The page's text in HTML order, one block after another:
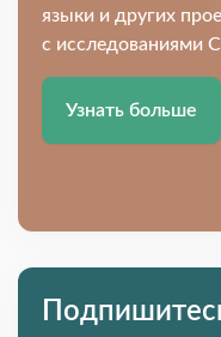
языки и других
с исследованиями
Узнать больше